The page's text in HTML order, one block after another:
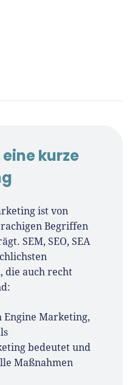
von Für-
praxisnahe
an die Hand zu
und auf
zu
eine kurze
ist von
Begriffen
SEM, SEO, SEA
die auch recht
Engine Marketing,
bedeutet und
Maßnahmen